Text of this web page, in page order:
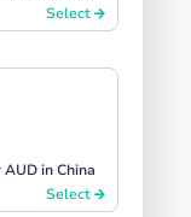
Select
in China
Select